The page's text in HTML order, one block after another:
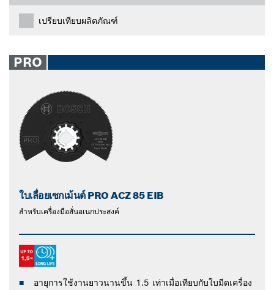
เปรียบเทียบผลิตภัณฑ์
PRO
ใบเลื่อยเซกเม้นต์ PRO ACZ 85 EIB
สำหรับเครื่องมือสั่นอเนกประสงค์
อายุการใช้งานยาวนานขึ้น 1.5 เท่าเมื่อเทียบกับใบมีดเครื่อง